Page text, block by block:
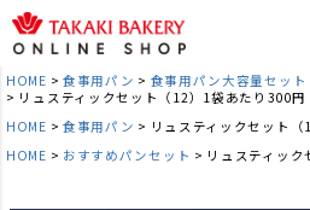
HOME 食事用パン
食事用パン大容量セット
リュスティックセット（12）1袋あたり300円
HOME
食事用パン
リュスティックセット
HOME
おすすめパンセット リュスティッ